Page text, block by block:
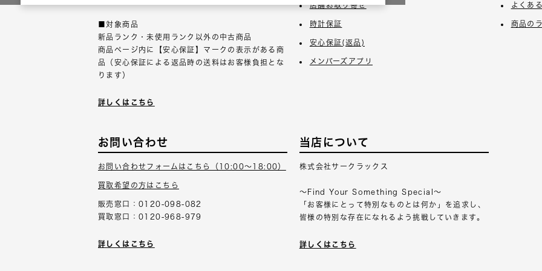
■対象商品
新品ランク・未使用ランク以外の中古商品
商品ページ内に【安心保証】マークの表示がある商
品（安心保証による返品時の送料はお客様負担とな
ります）
詳しくはこちら
店舗お取り寄せ
時計保証
安心保証(返品)
メンバーズアプリ
よくあ
商品の
お問い合わせ
お問い合わせフォームはこちら（10:00～18:00）
買取希望の方はこちら
販売窓口：0120-098-082
買取窓口：0120-968-979
詳しくはこちら
当店について
株式会社サークラックス
～Find Your Something Special～
「お客様にとって特別なものとは何か」を追求し、
皆様の特別な存在になれるよう挑戦していきます。
詳しくはこちら